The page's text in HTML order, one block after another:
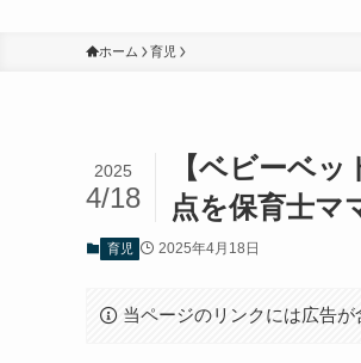
ホーム 育児
【ベビーベ
点を保育士マ
2025
4/18
育児 2025年4月18日
当ページのリンクには広告が